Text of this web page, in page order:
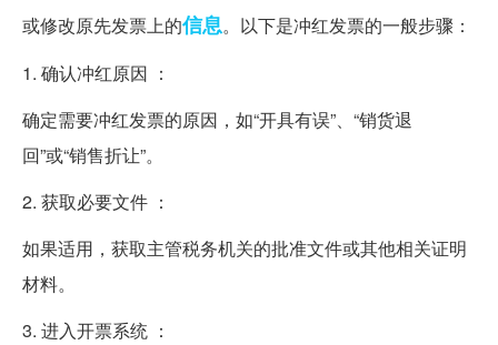
或修改原先发票上的信息。以下是冲红发票的一般步骤：
1. 确认冲红原因 ：
确定需要冲红发票的原因，如“开具有误”、“销货退
回”或“销售折让”。
2. 获取必要文件 ：
如果适用，获取主管税务机关的批准文件或其他相关证明
材料。
3. 进入开票系统 ：